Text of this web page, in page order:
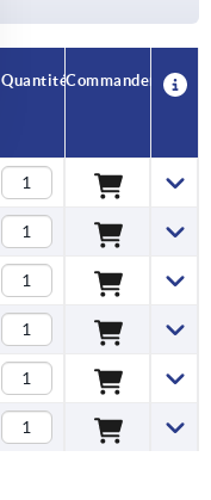
QuantitéCommander